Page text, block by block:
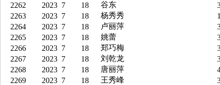
2262
2023 7 18 谷东
2263
2023 7 18 杨秀秀
2264
2023 7 18 卢丽萍
2265
2023 7 18 姚蕾
2266
2023 7 18 郑巧梅
2267
2023 7 18 刘乾龙
2268
2023 7 18 唐丽萍
2269
2023 7 18 王秀峰